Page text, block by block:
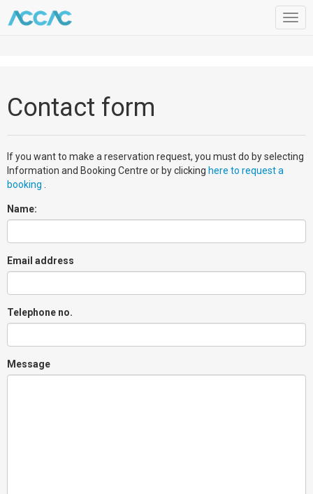
Contact form
If you want to make a reservation request, you must do by selecting
Information and Booking Centre or by clicking here to request a
booking
Name:
Email address
Telephone no.
Message